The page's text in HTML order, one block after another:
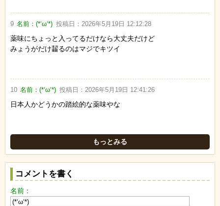
9 名前：(*‘ω‘*) 投稿日： 2026年5月19日 12:12:28
薬味にちょっと入ってるだけなら大丈夫だけど
みょうがだけ齧るのはマジでキツイ
10 名前：(*‘ω‘*) 投稿日： 2026年5月19日 12:41:26
日本人かどうかの踏絵的な薬味やな
もっとみる
コメントを書く
名前：